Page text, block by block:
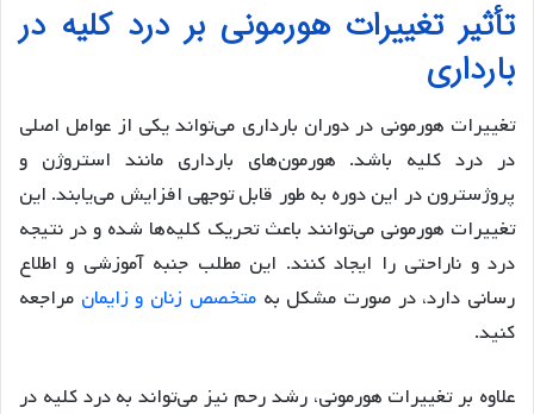
تأثیر تغییرات هورمونی بر درد کلیه در
بارداری
تغییرات هورمونی در دوران بارداری می‌تواند یکی از عوامل اصلی
در درد کلیه باشد. هورمون‌های بارداری مانند استروژن و
پروژسترون در این دوره به طور قابل توجهی افزایش می‌یابند. این
تغییرات هورمونی می‌توانند باعث تحریک کلیه‌ها شده و در نتیجه
درد و ناراحتی را ایجاد کنند. این مطلب جنبه آموزشی و اطلاع
رسانی دارد، در صورت مشکل بهمتخصص زنان و زایمان مراجعه
کنید.
علاوه بر تغییرات هورمونی، رشد رحم نیز می‌تواند به درد کلیه در